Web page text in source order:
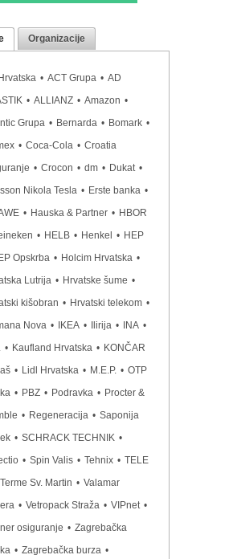
Organizacije
• ACT Grupa • AD
• ALLIANZ • Amazon •
Grupa • Bernarda • Bomark •
• Coca-Cola • Croatia
• Crocon • dm • Dukat •
Nikola Tesla • Erste banka •
• Hauska & Partner • HBOR
• HELB • Henkel • HEP
Opskrba • Holcim Hrvatska •
Lutrija • Hrvatske šume •
kišobran • Hrvatski telekom •
Nova • IKEA • Ilirija • INA •
• Kaufland Hrvatska • KONČAR
• Lidl Hrvatska • M.E.P. • OTP
• PBZ • Podravka • Procter &
• Regeneracija • Saponija
• SCHRACK TECHNIK •
• Spin Valis • Tehnix • TELE
Terme Sv. Martin • Valamar
• Vetropack Straža • VIPnet •
osiguranje • Zagrebačka
• Zagrebačka burza •